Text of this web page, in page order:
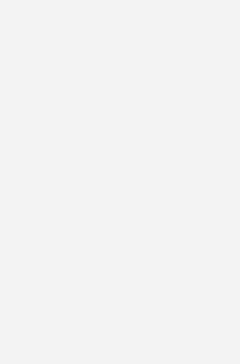
schon seit Jahren für die
haben nun aber mehr
Laufenden zu halten.
Kulissen: Natascha
Lewitz, Mariana Nahirna